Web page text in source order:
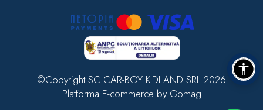
©Copyright SC CAR-BOY KIDLAND SRL 2026
Platforma E-commerce by Gomag